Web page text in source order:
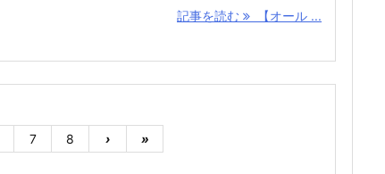
記事を読む 【オール ...
7 8 › »